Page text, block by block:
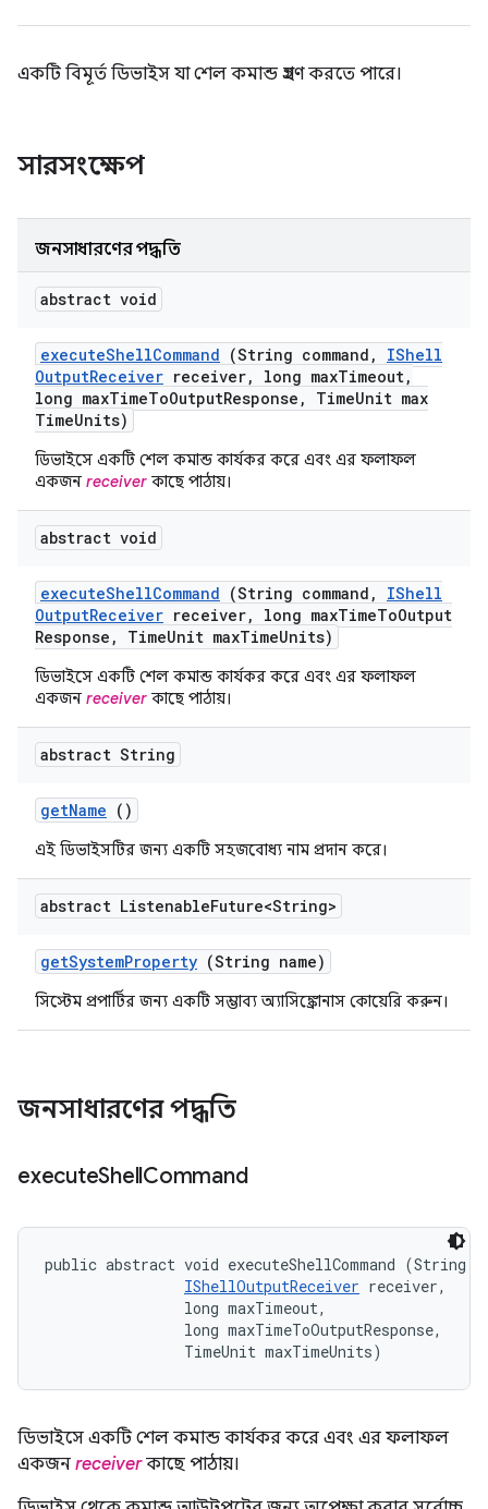
একটি বিমূর্ত ডিভাইস যা শেল কমান্ড গ্রহণ করতে পারে।
সারসংক্ষেপ
জনসাধারণের পদ্ধতি
abstract void
executeShellCommand (String command ,
IShell
OutputReceiver receiver, long maxTimeout,
long maxTimeToOutputResponse , TimeUnit max
TimeUnits)
ডিভাইসে একটি শেল কমান্ড কার্যকর করে এবং এর ফলাফল
একজন receiver কাছে পাঠায়।
abstract void
executeShellCommand (String command ,
IShell
OutputReceiver receiver, long maxTimeToOutput
Response , TimeUnit maxTimeUnits)
ডিভাইসে একটি শেল কমান্ড কার্যকর করে এবং এর ফলাফল
একজন receiver কাছে পাঠায়।
abstract String
getName ()
এই ডিভাইসটির জন্য একটি সহজবোধ্য নাম প্রদান করে।
abstract ListenableFuture<String>
getSystemProperty (String name)
সিস্টেম প্রপার্টির জন্য একটি সম্ভাব্য অ্যাসিঙ্ক্রোনাস কোয়েরি করুন।
জনসাধারণের পদ্ধতি
executeShellCommand
public abstract void executeShellCommand (String
IShellOutputReceiver receiver,
                long maxTimeout,
                long maxTimeToOutputResponse,
                TimeUnit maxTimeUnits)
ডিভাইসে একটি শেল কমান্ড কার্যকর করে এবং এর ফলাফল
একজন receiverকাছে পাঠায়।